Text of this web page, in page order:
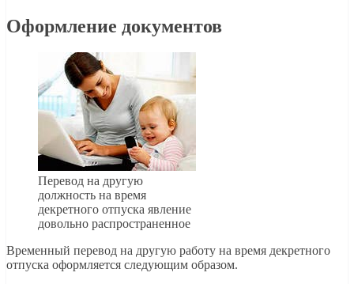
Оформление документов
Перевод на другую
должность на время
декретного отпуска явление
довольно распространенное
Временный перевод на другую работу на время декретного
отпуска оформляется следующим образом.